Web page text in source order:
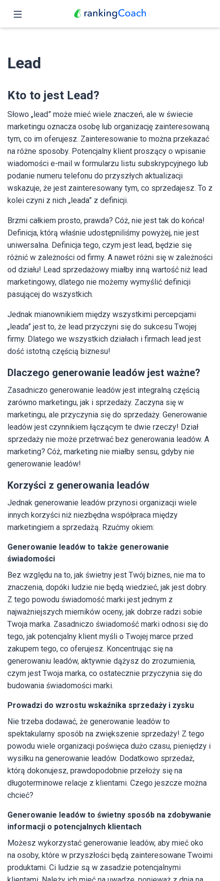
Funkcje
Ceny
Partnerzy
Blog
Polski
Lead
Kto to jest Lead?
Słowo „lead” może mieć wiele znaczeń, ale w świecie
marketingu oznacza osobę lub organizację zainteresowaną
tym, co im oferujesz. Zainteresowanie to można przekazać
na różne sposoby. Potencjalny klient proszący o wpisanie
wiadomości e-mail w formularzu listu subskrypcyjnego lub
podanie numeru telefonu do przyszłych aktualizacji
wskazuje, że jest zainteresowany tym, co sprzedajesz. To z
kolei czyni z nich „leada” z definicji.
Brzmi całkiem prosto, prawda? Cóż, nie jest tak do końca!
Definicja, którą właśnie udostępniliśmy powyżej, nie jest
uniwersalna. Definicja tego, czym jest lead, będzie się
różnić w zależności od firmy. A nawet różni się w zależności
od działu! Lead sprzedażowy miałby inną wartość niż lead
marketingowy, dlatego nie możemy wymyślić definicji
pasującej do wszystkich.
Jednak mianownikiem między wszystkimi percepcjami
„leada” jest to, że lead przyczyni się do sukcesu Twojej
firmy. Dlatego we wszystkich działach i firmach lead jest
dość istotną częścią biznesu!
Dlaczego generowanie leadów jest ważne?
Zasadniczo generowanie leadów jest integralną częścią
zarówno marketingu, jak i sprzedaży. Zaczyna się w
marketingu, ale przyczynia się do sprzedaży. Generowanie
leadów jest czynnikiem łączącym te dwie rzeczy! Dział
sprzedaży nie może przetrwać bez generowania leadów. A
marketing? Cóż, marketing nie miałby sensu, gdyby nie
generowanie leadów!
Korzyści z generowania leadów
Jednak generowanie leadów przynosi organizacji wiele
innych korzyści niż niezbędna współpraca między
marketingiem a sprzedażą. Rzućmy okiem:
Generowanie leadów to także generowanie
świadomości
Bez względu na to, jak świetny jest Twój biznes, nie ma to
znaczenia, dopóki ludzie nie będą wiedzieć, jak jest dobry.
Z tego powodu świadomość marki jest jednym z
najważniejszych mierników oceny, jak dobrze radzi sobie
Twoja marka. Zasadniczo świadomość marki odnosi się do
tego, jak potencjalny klient myśli o Twojej marce przed
zakupem tego, co oferujesz. Koncentrując się na
generowaniu leadów, aktywnie dążysz do zrozumienia,
czym jest Twoja marka, co ostatecznie przyczynia się do
budowania świadomości marki.
Prowadzi do wzrostu wskaźnika sprzedaży i zysku
Nie trzeba dodawać, że generowanie leadów to
spektakularny sposób na zwiększenie sprzedaży! Z tego
powodu wiele organizacji poświęca dużo czasu, pieniędzy i
wysiłku na generowanie leadów. Dodatkowo sprzedaż,
którą dokonujesz, prawdopodobnie przełoży się na
długoterminowe relacje z klientami. Czego jeszcze można
chcieć?
Generowanie leadów to świetny sposób na zdobywanie
informacji o potencjalnych klientach
Możesz wykorzystać generowanie leadów, aby mieć oko
na osoby, które w przyszłości będą zainteresowane Twoimi
produktami. Ci ludzie są w zasadzie potencjalnymi